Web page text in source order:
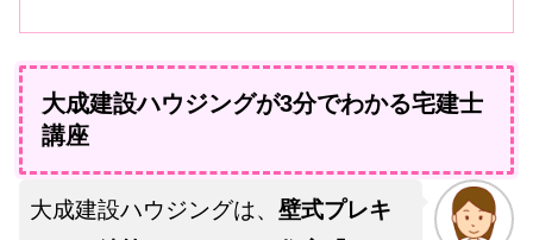
大成建設ハウジングが3分でわかる宅建士
講座
大成建設ハウジングは、 壁式プレキ